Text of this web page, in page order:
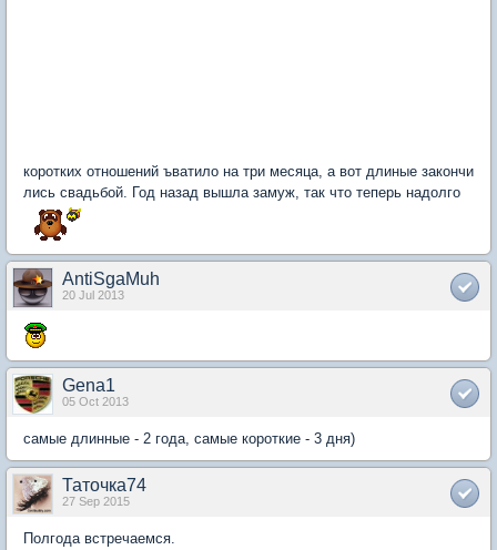
коротких отношений ъватило на три месяца, а вот длиные закончи
лись свадьбой. Год назад вышла замуж, так что теперь надолго
AntiSgaMuh
20 Jul 2013
Gena1
05 Oct 2013
самые длинные - 2 года, самые короткие - 3 дня)
Таточка74
27 Sep 2015
Полгода встречаемся.